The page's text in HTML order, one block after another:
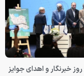
خبرنگار و اهدای جوایز